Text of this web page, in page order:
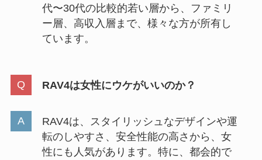
代〜30代の比較的若い層から、ファミリ
ー層、高収入層まで、様々な方が所有し
ています。
RAV4は女性にウケがいいのか？
RAV4は、スタイリッシュなデザインや運
転のしやすさ、安全性能の高さから、女
性にも人気があります。特に、都会的で